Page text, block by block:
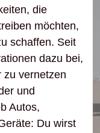
die
möchten,
schaffen. Seit
dazu bei,
zu vernetzen
und
Autos,
Du wirst